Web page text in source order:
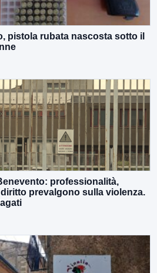
pistola rubata nascosta sotto il
professionalità,
prevalgono sulla violenza.